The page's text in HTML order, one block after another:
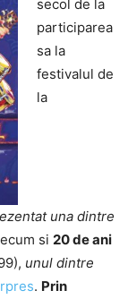
secol de la
participarea
sa la
festivalul de
la
una dintre
si 20 de ani
unul dintre
. Prin